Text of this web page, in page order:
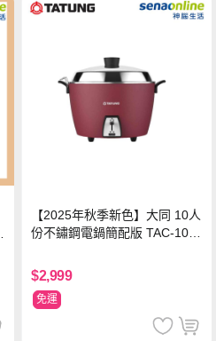
【2025年秋季新色】大同 10人
份不鏽鋼電鍋簡配版 TAC-10L-
$2,999
免運